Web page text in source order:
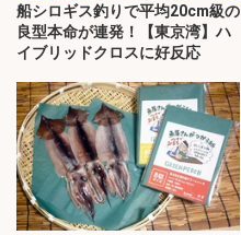
船シロギス釣りで平均20cm級の
良型本命が連発！【東京湾】ハ
イブリッドクロスに好反応